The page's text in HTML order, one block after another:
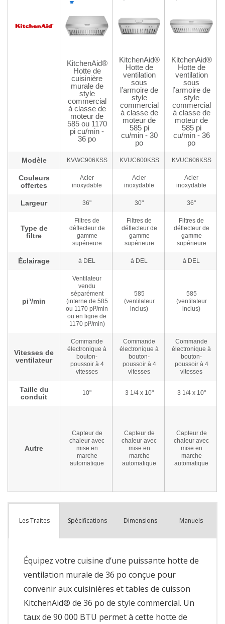
Les Traites Spécifications Dimensions Manuels
Équipez votre cuisine d’une puissante hotte de
ventilation murale de 36 po conçue pour
convenir aux cuisinières et tables de cuisson
KitchenAid® de 36 po de style commercial. Un
taux de 90 000 BTU permet à cette hotte de